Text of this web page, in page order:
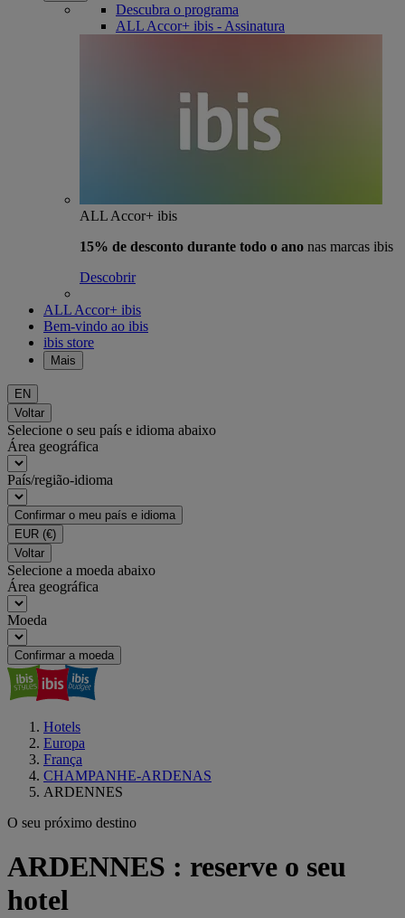
Descubra o programa
ALL Accor+ ibis - Assinatura
ALL Accor+ ibis
15% de desconto durante todo o ano nas marcas ibis
Descobrir
ALL Accor+ ibis
Bem-vindo ao ibis
ibis store
Mais
EN
Voltar
Selecione o seu país e idioma abaixo
Área geográfica
País/região-idioma
Confirmar o meu país e idioma
EUR (€)
Voltar
Selecione a moeda abaixo
Área geográfica
Moeda
Confirmar a moeda
Hotels
Europa
França
CHAMPANHE-ARDENAS
ARDENNES
O seu próximo destino
ARDENNES : reserve o seu
hotel